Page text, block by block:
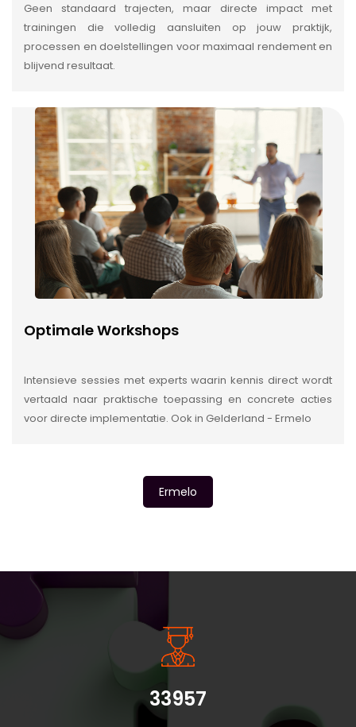
Geen standaard trajecten, maar directe impact met
trainingen die volledig aansluiten op jouw praktijk,
processen en doelstellingen voor maximaal rendement en
blijvend resultaat.
Optimale Workshops
Intensieve sessies met experts waarin kennis direct wordt
vertaald naar praktische toepassing en concrete acties
voor directe implementatie. Ook in Gelderland - Ermelo
Ermelo
INSIDE INFORMATIE
33957